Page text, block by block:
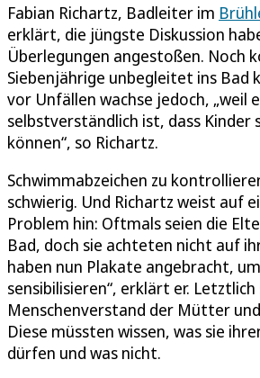
Fabian Richartz, Badleiter im
erklärt, die jüngste Diskussion
Überlegungen angestoßen. Noch
Siebenjährige unbegleitet ins Bad
vor Unfällen wachse jedoch, „weil
selbstverständlich ist, dass Kinder
können“, so Richartz.
Schwimmabzeichen zu
schwierig. Und Richartz weist auf
Problem hin: Oftmals seien die
Bad, doch sie achteten nicht auf
haben nun Plakate angebracht,
sensibilisieren“, erklärt er.
Menschenverstand der Mütter
Diese müssten wissen, was sie
dürfen und was nicht.